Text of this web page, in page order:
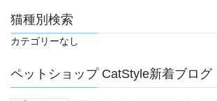
猫種別検索
カテゴリーなし
ペットショップ CatStyle新着ブログ